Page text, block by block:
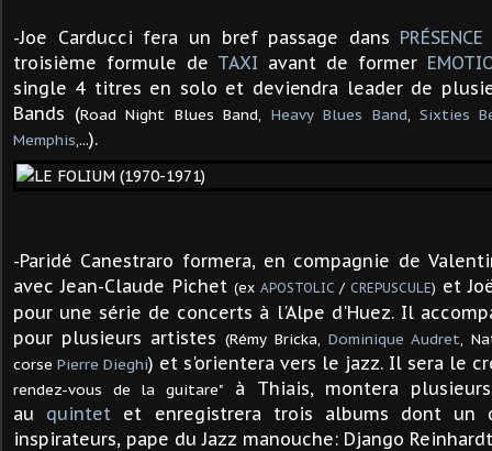
-Joe Carducci fera un bref passage dans PRÉSENCE
troisième formule de TAXI avant de former
single 4 titres en solo et deviendra leader de
Bands (Road Night Blues Band, Heavy Blues Band, Sixties
Memphis,...).
-Paridé Canestraro formera, en compagnie de
avec Jean-Claude Pichet(ex APOSTOLIC / CREPUSCULE) et
pour une série de concerts à l'Alpe d'Huez. Il
pour plusieurs artistes (Rémy Bricka, Dominique Audret,
corse Pierre Dieghi) et s'orientera vers le jazz. Il sera le
rendez-vous de la guitare" à Thiais, montera
au quintet et enregistrera trois albums dont un
inspirateurs, pape du Jazz manouche: Django